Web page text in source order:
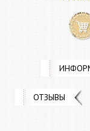
ОТЗЫВЫ